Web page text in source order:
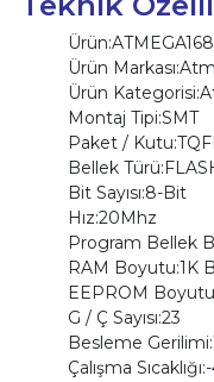
Ürün
Ürün
Montaj Tipi:SMT
Paket /
Bellek
Bit Sayısı:8-Bit
Hız:20Mhz
Program Bellek
RAM Boyutu:1K
EEPROM
G / Ç Sayısı:23
Besleme
Çalışma